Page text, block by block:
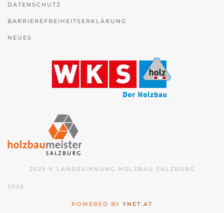
DATENSCHUTZ
BARRIEREFREIHEITSERKLÄRUNG
NEUES
2025 © LANDESINNUNG HOLZBAU SALZBURG
2026
POWERED BY YNET.AT